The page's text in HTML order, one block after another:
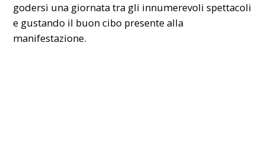
godersi una giornata tra gli innumerevoli spettacoli
e gustando il buon cibo presente alla
manifestazione.